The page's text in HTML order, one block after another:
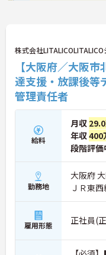
株式会社
【大阪府／大阪
達支援・放課後等
管理責任者
給料
月収
年収400
段階評
勤務地
大阪府
ＪＲ東
雇用形態 正社員(